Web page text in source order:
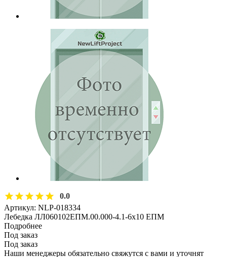
0.0
Артикул: NLP-018334
Лебедка ЛЛ060102ЕПМ.00.000-4.1-6х10 ЕПМ
Подробнее
Под заказ
Под заказ
Наши менеджеры обязательно свяжутся с вами и уточнят